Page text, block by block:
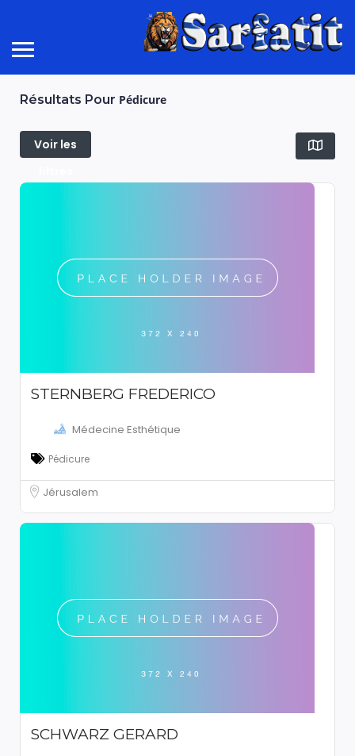
Résultats Pour Pédicure
Voir les
STERNBERG FREDERICO
Médecine Esthétique
Pédicure
Jérusalem
SCHWARZ GERARD